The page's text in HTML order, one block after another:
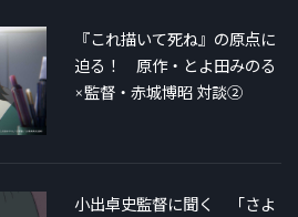
『これ描いて死ね』の原点に
迫る！ 原作・とよ田みのる
×監督・赤城博昭 対談②
小出卓史監督に聞く 「さよ